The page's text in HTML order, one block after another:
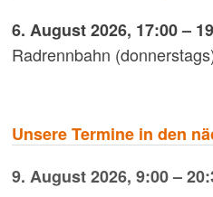
6. August 2026, 17:00–
Radrennbahn
Unsere Termine in den
9. August 2026, 9:00–